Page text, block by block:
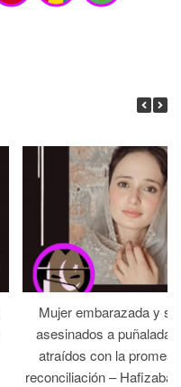
Mujer embarazada y
asesinados a
atraídos con la
reconciliación –